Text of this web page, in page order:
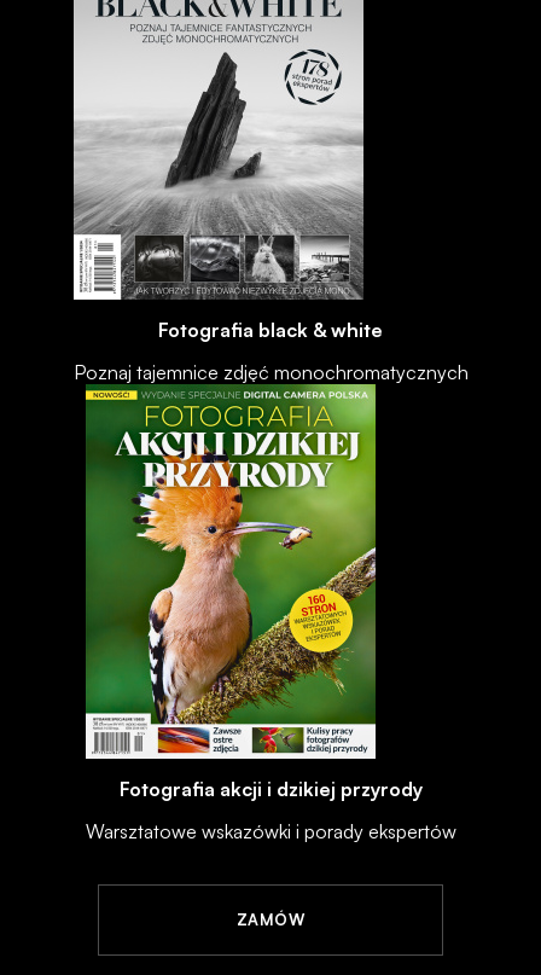
Fotografia black & white
Poznaj tajemnice zdjęć monochromatycznych
Fotografia akcji i dzikiej przyrody
Warsztatowe wskazówki i porady ekspertów
ZAMÓW